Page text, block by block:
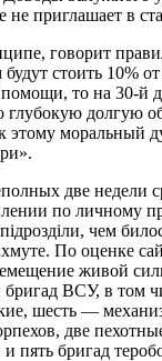
приглашает в
говорит
стоить 10%
то на 30-й
глубокую долгую
этому моральный
две недели
по личному
чем
По оценке
живой
ВСУ, в том
шесть —
две
пять бригад